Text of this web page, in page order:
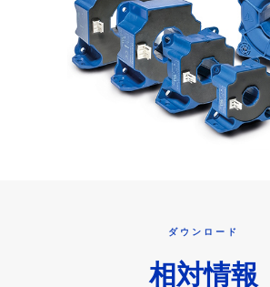
ダウンロード
相対情報